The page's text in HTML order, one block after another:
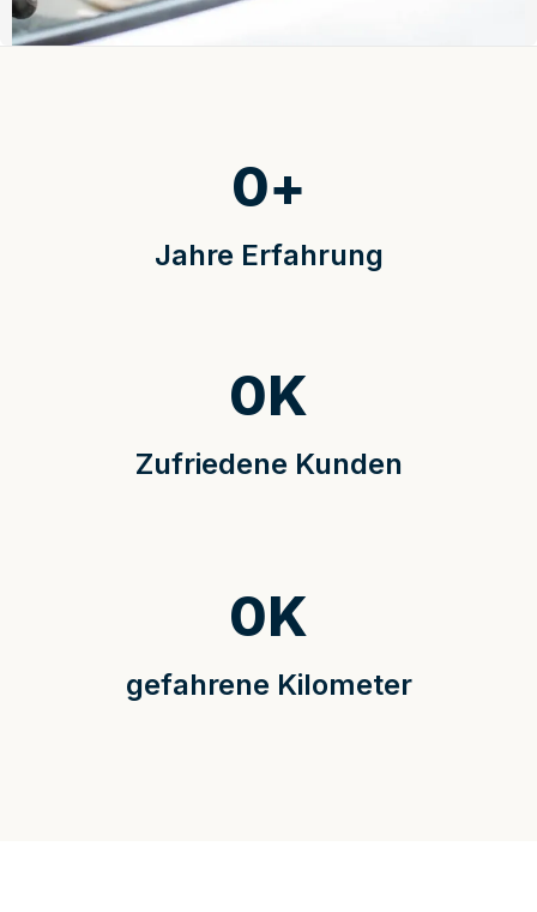
Jahre Erfahrung
0+
Zufriedene Kunden
0K
gefahrene Kilometer
0K